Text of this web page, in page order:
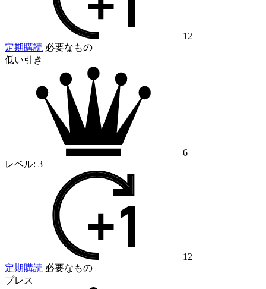
12
定期購読 必要なもの
低い引き
6
レベル: 3
12
定期購読 必要なもの
プレス